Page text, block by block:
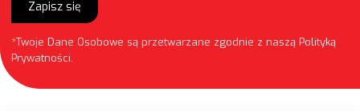
Zapisz się
*Twoje Dane Osobowe są przetwarzane zgodnie z naszą Polityką
Prywatności.